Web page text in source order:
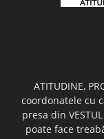
ATITUDINE,
coordonatele cu
presa din
poate face